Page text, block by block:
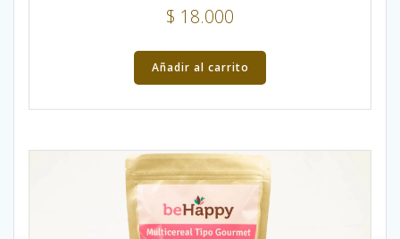
$ 18.000
Añadir al carrito